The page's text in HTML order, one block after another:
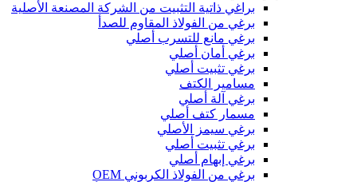
براغي ذاتية التثبيت من الشركة المصنعة الأصلية
برغي من الفولاذ المقاوم للصدأ
برغي مانع للتسرب أصلي
برغي أمان أصلي
برغي تثبيت أصلي
مسامير الكتف
برغي آلة أصلي
مسمار كتف أصلي
برغي سيمز الأصلي
برغي تثبيت أصلي
برغي إبهام أصلي
برغي من الفولاذ الكربوني OEM